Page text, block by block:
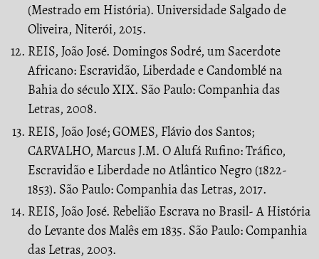
(Mestrado em História). Universidade Salgado de
Oliveira, Niterói, 2015.
REIS, João José. Domingos Sodré, um Sacerdote
Africano: Escravidão, Liberdade e Candomblé na
Bahia do século XIX. São Paulo: Companhia das
Letras, 2008.
REIS, João José; GOMES, Flávio dos Santos;
CARVALHO, Marcus J.M. O Alufá Rufino: Tráfico,
Escravidão e Liberdade no Atlântico Negro (1822-
1853). São Paulo: Companhia das Letras, 2017.
REIS, João José. Rebelião Escrava no Brasil- A História
do Levante dos Malês em 1835. São Paulo: Companhia
das Letras, 2003.